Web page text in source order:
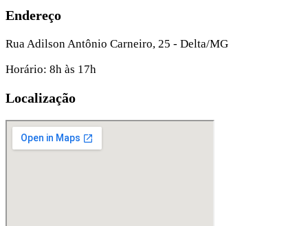
Endereço
Rua Adilson Antônio Carneiro, 25 - Delta/MG
Horário: 8h às 17h
Localização